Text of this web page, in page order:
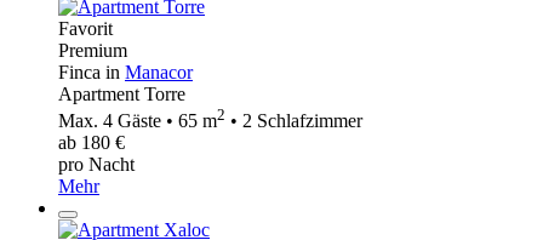
Favorit
Premium
Finca in Manacor
Apartment Torre
Max. 4 Gäste • 65 m2 • 2 Schlafzimmer
ab 180 €
pro Nacht
Mehr